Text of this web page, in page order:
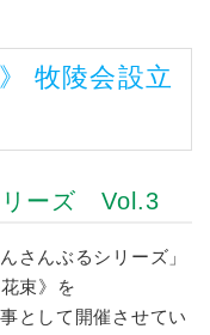
牧陵会設立
ーズ Vol.3
さんぶるシリーズ」
束》を
として開催させてい